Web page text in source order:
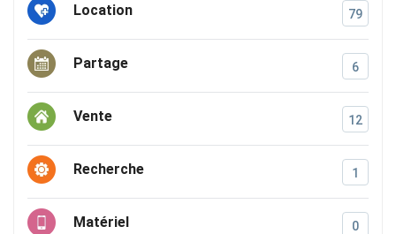
Location 79
Partage 6
Vente 12
Recherche 1
Matériel 0